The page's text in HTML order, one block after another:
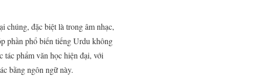
chúng, đặc biệt là trong âm nhạc,
phần phổ biến tiếng Urdu không
phẩm văn học hiện đại, với
bằng ngôn ngữ này.